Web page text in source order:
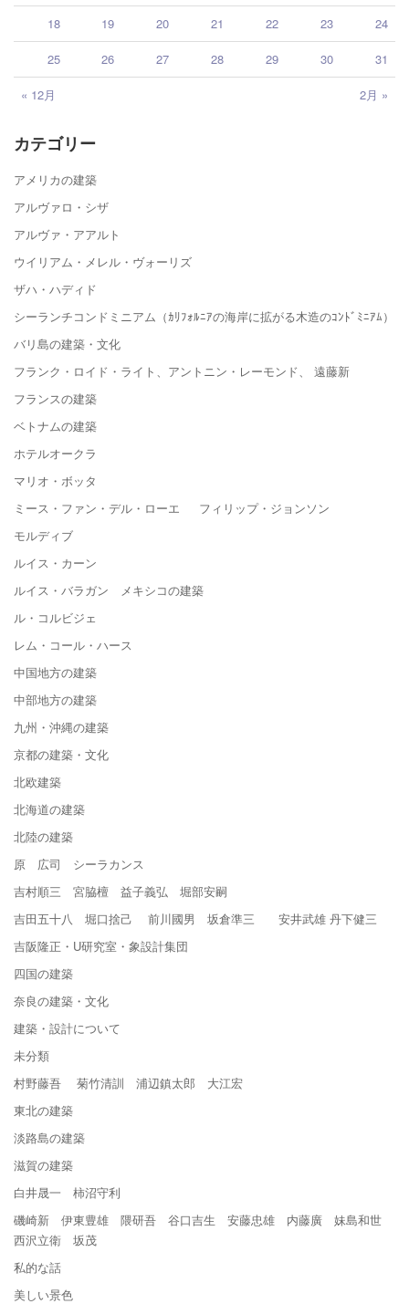
« 12月 2月 »
18 19 20 21 22 23 24
25 26 27 28 29 30 31
カテゴリー
アメリカの建築
アルヴァロ・シザ
アルヴァ・アアルト
ウイリアム・メレル・ヴォーリズ
ザハ・ハディド
シーランチコンドミニアム（ｶﾘﾌｫﾙﾆｱの海岸に拡がる木造のｺﾝﾄﾞﾐﾆｱﾑ）
バリ島の建築・文化
フランク・ロイド・ライト、アントニン・レーモンド、 遠藤新
フランスの建築
ベトナムの建築
ホテルオークラ
マリオ・ボッタ
ミース・ファン・デル・ローエ フィリップ・ジョンソン
モルディブ
ルイス・カーン
ルイス・バラガン メキシコの建築
ル・コルビジェ
レム・コール・ハース
中国地方の建築
中部地方の建築
九州・沖縄の建築
京都の建築・文化
北欧建築
北海道の建築
北陸の建築
原 広司 シーラカンス
吉村順三 宮脇檀 益子義弘 堀部安嗣
吉田五十八 堀口捨己 前川國男 坂倉準三 安井武雄 丹下健三
吉阪隆正・U研究室・象設計集団
四国の建築
奈良の建築・文化
建築・設計について
未分類
村野藤吾 菊竹清訓 浦辺鎮太郎 大江宏
東北の建築
淡路島の建築
滋賀の建築
白井晟一 柿沼守利
磯崎新 伊東豊雄 隈研吾 谷口吉生 安藤忠雄 内藤廣 妹島和世
西沢立衛 坂茂
私的な話
美しい景色